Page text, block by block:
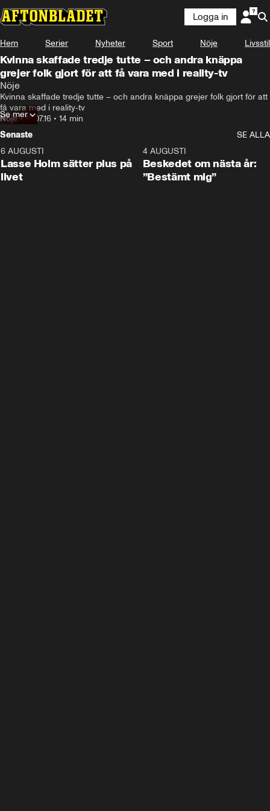
Logga in
Hem Serier Nyheter Sport Nöje Livsstil
Kvinna skaffade tredje tutte – och andra knäppa
grejer folk gjort för att få vara med i reality-tv
Nöje
Kvinna skaffade tredje tutte – och andra knäppa grejer folk gjort för att
få vara med i reality-tv
Nöje•18.07.16 • 14 min
Se mer
Senaste
SE ALLA
6 AUGUSTI
Lasse Holm sätter plus på
livet
4 AUGUSTI
Beskedet om nästa år:
”Bestämt mig”